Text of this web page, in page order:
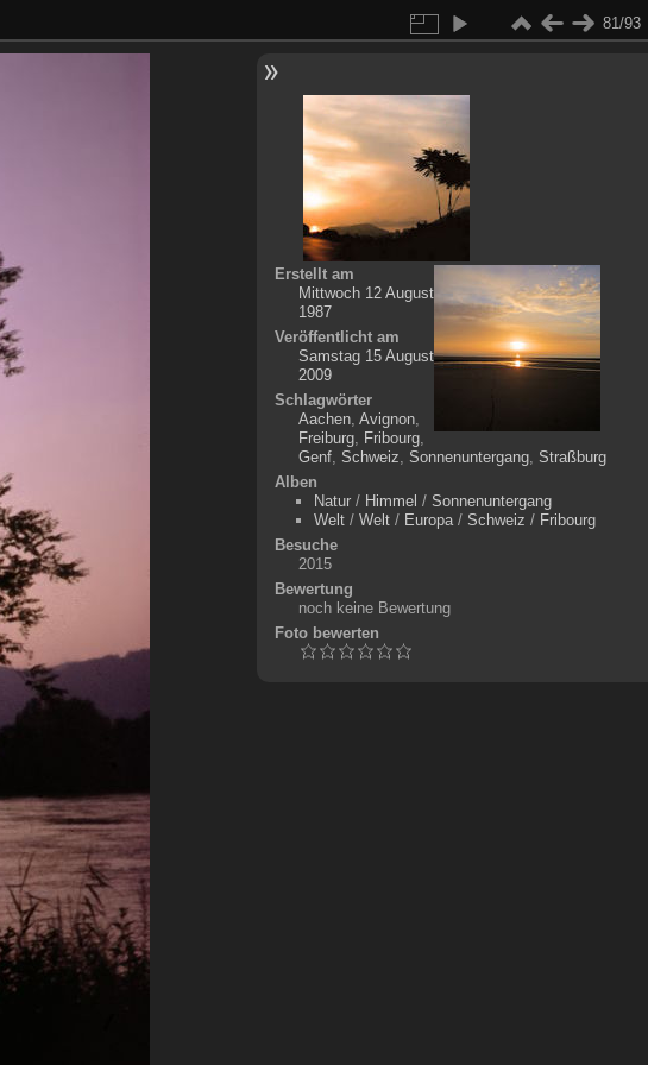
81/93
Erstellt am
Mittwoch 12 August
1987
Veröffentlicht am
Samstag 15 August
2009
Schlagwörter
Aachen, Avignon,
Freiburg, Fribourg,
Genf, Schweiz, Sonnenuntergang, Straßburg
Alben
Natur/ Himmel / Sonnenuntergang
Welt/ Welt/ Europa/ Schweiz / Fribourg
Besuche
2015
Bewertung
noch keine Bewertung
Foto bewerten